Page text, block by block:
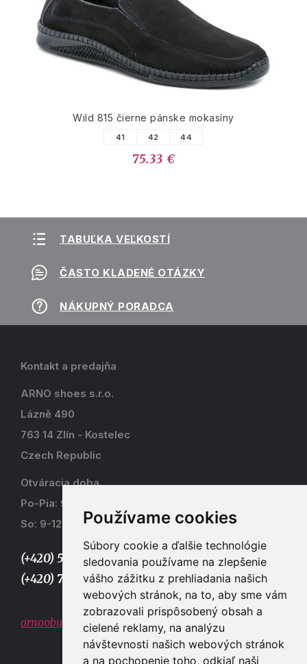
Používame cookies
Súbory cookie a ďalšie technológie
sledovania používame na zlepšenie
vášho zážitku z prehliadania našich
webových stránok, na to, aby sme vám
zobrazovali prispôsobený obsah a
cielené reklamy, na analýzu
návštevnosti našich webových stránok
a na pochopenie toho, odkiaľ naši
Wild 815 čierne pánske mokasíny
41 42 44
75.33 €
TABUĽKA VEĽKOSTÍ
ČASTO KLADENÉ OTÁZKY
NÁKUPNÝ PORADCA
Kontakt a predajňa
ARNO shoes s.r.o.
Lázně 490
763 14 Zlín - Kostelec
Czech Republic
Otváracia doba
Po-Pia: 9-17
So: 9-12
(+420) 577 915 036,
(+420) 773 667 390
arnoobuv@gmail.com